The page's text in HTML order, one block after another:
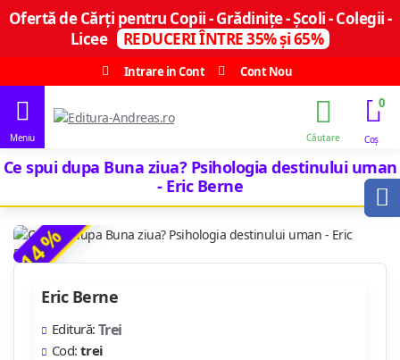
Ofertă de Cărți pentru Copii - Grădinițe - Școli - Colegii -
Licee
REDUCERI ÎNTRE 35% și 65%
Intrare in Cont
Cont Nou
0
Ce spui dupa Buna ziua? Psihologia destinului uman
- Eric Berne
-14 %
Eric Berne
Editură: Trei
Cod: trei